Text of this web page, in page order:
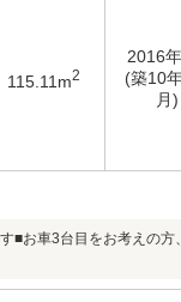
115.11m2
2016
(築10
月)
■お車3台目をお考えの方